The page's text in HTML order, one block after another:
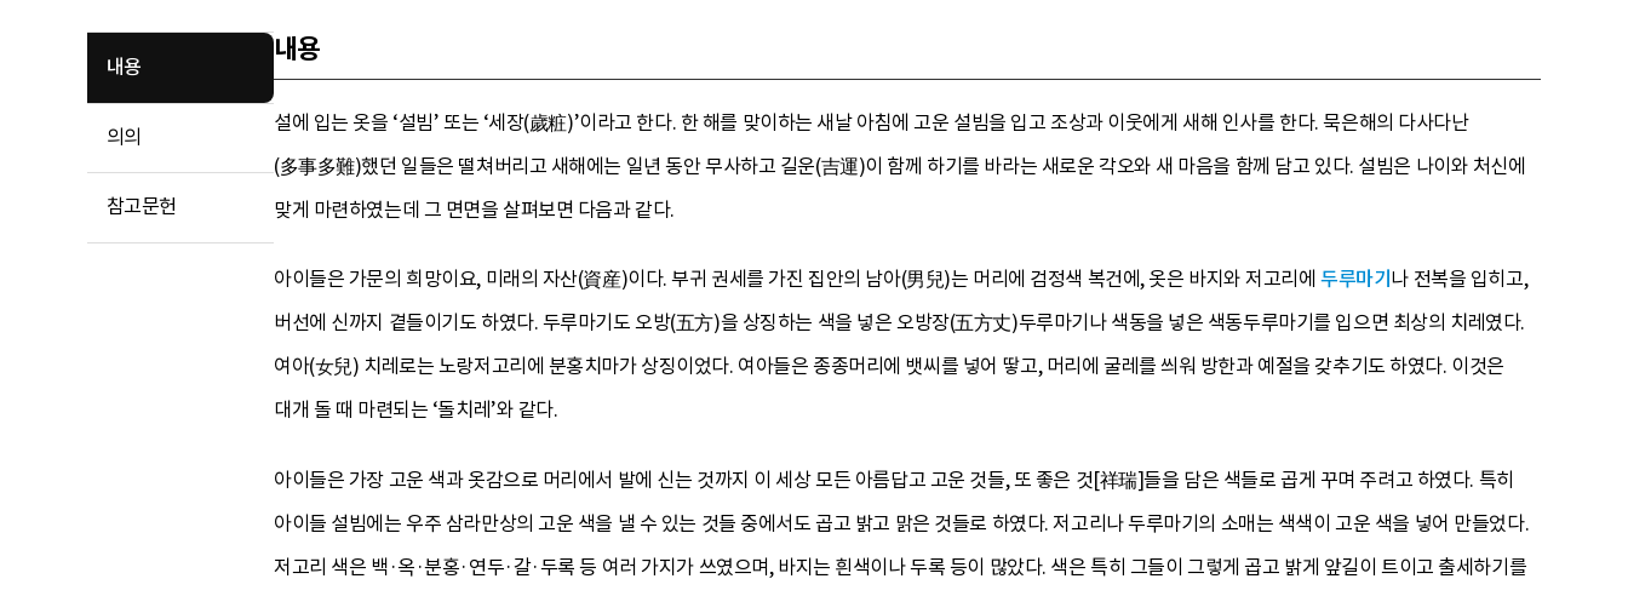
내용
의의
참고문헌
내용
설에 입는 옷을 ‘설빔’ 또는 ‘세장(歲粧)’이라고 한다. 한 해를 맞이하는 새날 아침에 고운 설빔을 입고 조상과 이웃에게 새해 인사를 한다. 묵은해의 다사다난
(多事多難)했던 일들은 떨쳐버리고 새해에는 일년 동안 무사하고 길운(吉運)이 함께 하기를 바라는 새로운 각오와 새 마음을 함께 담고 있다. 설빔은 나이와 처신에
맞게 마련하였는데 그 면면을 살펴보면 다음과 같다.
아이들은 가문의 희망이요, 미래의 자산(資産)이다. 부귀 권세를 가진 집안의 남아(男兒)는 머리에 검정색 복건에, 옷은 바지와 저고리에두루마기 나 전복을 입히고,
버선에 신까지 곁들이기도 하였다. 두루마기도 오방(五方)을 상징하는 색을 넣은 오방장(五方丈)두루마기나 색동을 넣은 색동두루마기를 입으면 최상의 치레였다.
여아(女兒) 치레로는 노랑저고리에 분홍치마가 상징이었다. 여아들은 종종머리에 뱃씨를 넣어 땋고, 머리에 굴레를 씌워 방한과 예절을 갖추기도 하였다. 이것은
대개 돌 때 마련되는 ‘돌치레’와 같다.
아이들은 가장 고운 색과 옷감으로 머리에서 발에 신는 것까지 이 세상 모든 아름답고 고운 것들, 또 좋은 것[祥瑞]들을 담은 색들로 곱게 꾸며 주려고 하였다. 특히
아이들 설빔에는 우주 삼라만상의 고운 색을 낼 수 있는 것들 중에서도 곱고 밝고 맑은 것들로 하였다. 저고리나 두루마기의 소매는 색색이 고운 색을 넣어 만들었다.
저고리 색은 백·옥·분홍·연두·갈·두록 등 여러 가지가 쓰였으며, 바지는 흰색이나 두록 등이 많았다. 색은 특히 그들이 그렇게 곱고 밝게 앞길이 트이고 출세하기를